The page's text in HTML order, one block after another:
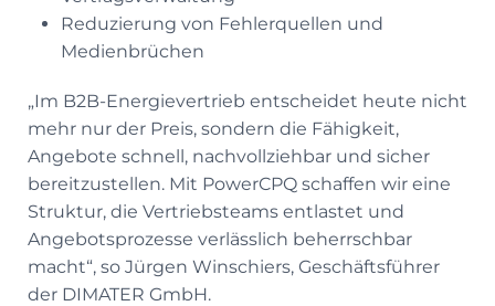
Reduzierung von Fehlerquellen und
Medienbrüchen
„Im B2B-Energievertrieb entscheidet heute nicht
mehr nur der Preis, sondern die Fähigkeit,
Angebote schnell, nachvollziehbar und sicher
bereitzustellen. Mit PowerCPQ schaffen wir eine
Struktur, die Vertriebsteams entlastet und
Angebotsprozesse verlässlich beherrschbar
macht“, so Jürgen Winschiers, Geschäftsführer
der DIMATER GmbH.